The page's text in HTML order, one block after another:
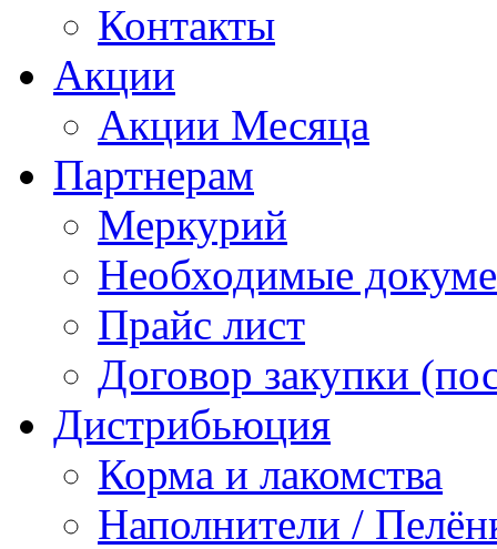
Контакты
Акции
Акции Месяца
Партнерам
Меркурий
Необходимые
Прайс лист
Договор закупки
Дистрибьюция
Корма и лакомства
Наполнители /